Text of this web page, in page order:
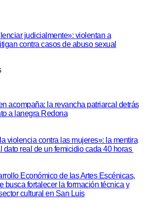
judicialmente»: violentan a
contra casos de abuso sexual
acompaña: la revancha patriarcal detrás
a lanegra Redona
violencia contra las mujeres»: la mentira
dato real de un femicidio cada 40 horas
Económico de las Artes Escénicas,
busca fortalecer la formación técnica y
cultural en San Luis